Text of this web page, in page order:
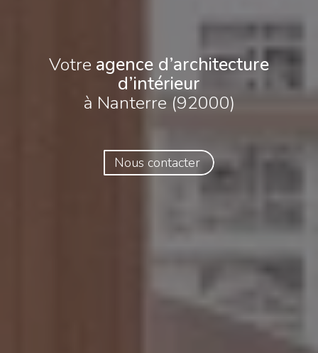
Votre agence d’architecture
d’intérieur
à Nanterre (92000)
Nous contacter